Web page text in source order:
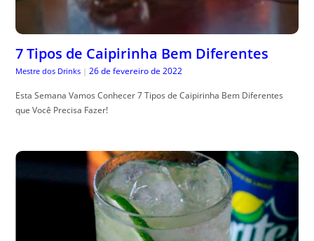
7 Tipos de Caipirinha Bem Diferentes
Mestre dos Drinks | 26 de fevereiro de 2022
Esta Semana Vamos Conhecer 7 Tipos de Caipirinha Bem Diferentes
que Você Precisa Fazer!